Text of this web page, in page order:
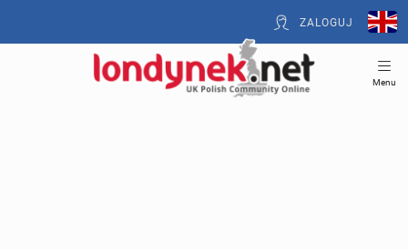
ZALOGUJ
Menu